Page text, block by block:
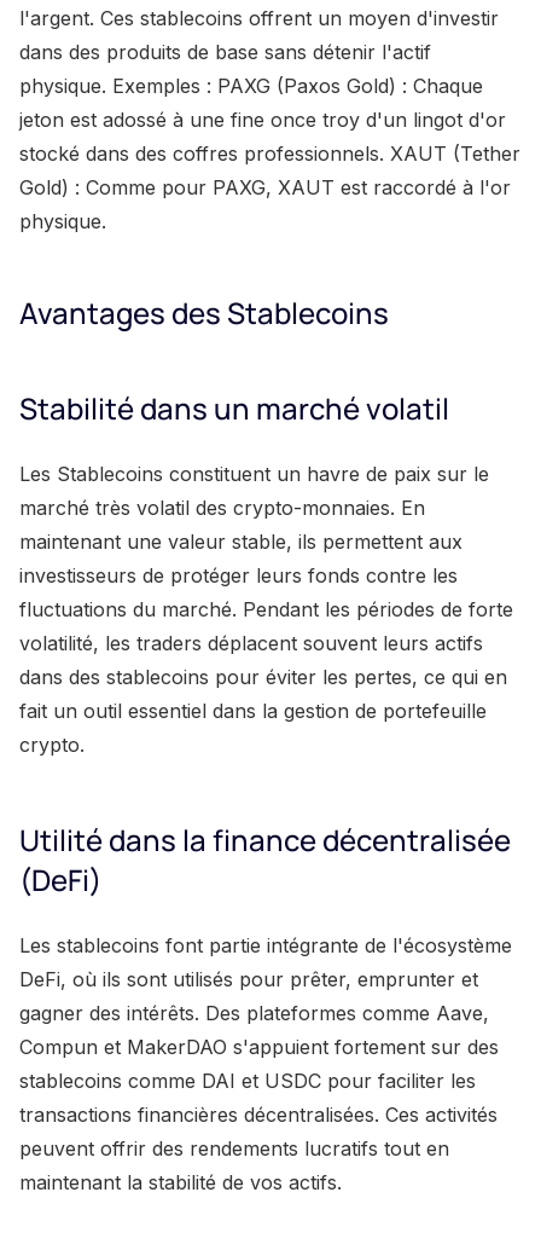
l'argent. Ces stablecoins offrent un moyen d'investir
dans des produits de base sans détenir l'actif
physique. Exemples : PAXG (Paxos Gold) : Chaque
jeton est adossé à une fine once troy d'un lingot d'or
stocké dans des coffres professionnels. XAUT (Tether
Gold) : Comme pour PAXG, XAUT est raccordé à l'or
physique.
Avantages des Stablecoins
Stabilité dans un marché volatil
Les Stablecoins constituent un havre de paix sur le
marché très volatil des crypto-monnaies. En
maintenant une valeur stable, ils permettent aux
investisseurs de protéger leurs fonds contre les
fluctuations du marché. Pendant les périodes de forte
volatilité, les traders déplacent souvent leurs actifs
dans des stablecoins pour éviter les pertes, ce qui en
fait un outil essentiel dans la gestion de portefeuille
crypto.
Utilité dans la finance décentralisée
(DeFi)
Les stablecoins font partie intégrante de l'écosystème
DeFi, où ils sont utilisés pour prêter, emprunter et
gagner des intérêts. Des plateformes comme Aave,
Compun et MakerDAO s'appuient fortement sur des
stablecoins comme DAI et USDC pour faciliter les
transactions financières décentralisées. Ces activités
peuvent offrir des rendements lucratifs tout en
maintenant la stabilité de vos actifs.